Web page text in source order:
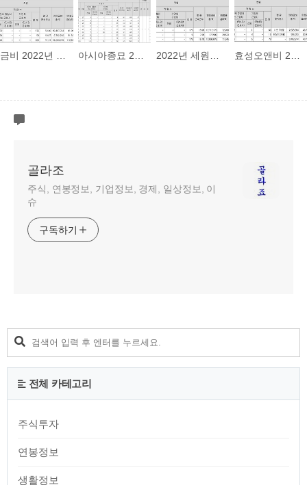
골라조
주식, 연봉정보, 기업정보, 경제, 일상정보, 이
슈
구독하기
전체 카테고리
주식투자
연봉정보
생활정보